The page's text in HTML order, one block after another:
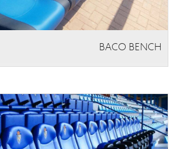
BACO BENCH